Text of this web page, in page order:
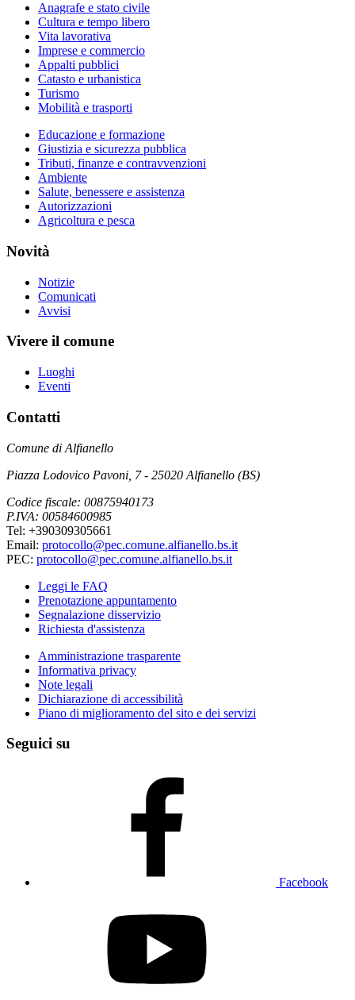
Anagrafe e stato civile
Cultura e tempo libero
Vita lavorativa
Imprese e commercio
Appalti pubblici
Catasto e urbanistica
Turismo
Mobilità e trasporti
Educazione e formazione
Giustizia e sicurezza pubblica
Tributi, finanze e contravvenzioni
Ambiente
Salute, benessere e assistenza
Autorizzazioni
Agricoltura e pesca
Novità
Notizie
Comunicati
Avvisi
Vivere il comune
Luoghi
Eventi
Contatti
Comune di Alfianello
Piazza Lodovico Pavoni, 7 - 25020 Alfianello (BS)
Codice fiscale: 00875940173
P.IVA: 00584600985
Tel: +390309305661
Email: protocollo@pec.comune.alfianello.bs.it
PEC: protocollo@pec.comune.alfianello.bs.it
Leggi le FAQ
Prenotazione appuntamento
Segnalazione disservizio
Richiesta d'assistenza
Amministrazione trasparente
Informativa privacy
Note legali
Dichiarazione di accessibilità
Piano di miglioramento del sito e dei servizi
Seguici su
Facebook